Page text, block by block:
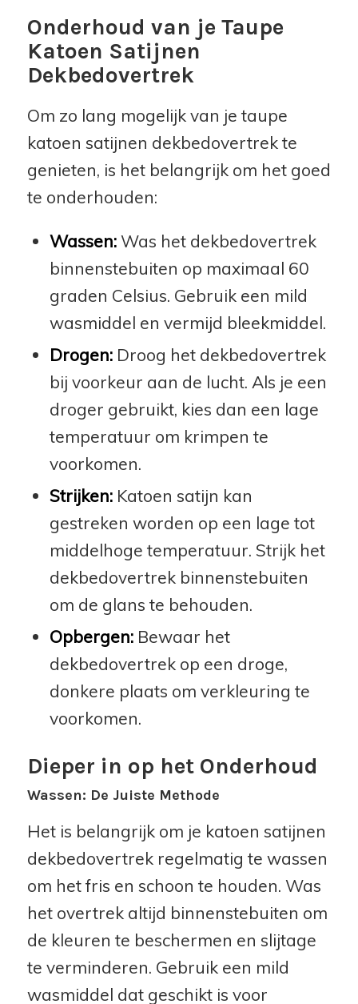
Onderhoud van je Taupe
Katoen Satijnen
Dekbedovertrek
Om zo lang mogelijk van je taupe
katoen satijnen dekbedovertrek te
genieten, is het belangrijk om het goed
te onderhouden:
Wassen:Was het dekbedovertrek
binnenstebuiten op maximaal 60
graden Celsius. Gebruik een mild
wasmiddel en vermijd bleekmiddel.
Drogen:Droog het dekbedovertrek
bij voorkeur aan de lucht. Als je een
droger gebruikt, kies dan een lage
temperatuur om krimpen te
voorkomen.
Strijken:Katoen satijn kan
gestreken worden op een lage tot
middelhoge temperatuur. Strijk het
dekbedovertrek binnenstebuiten
om de glans te behouden.
Opbergen:Bewaar het
dekbedovertrek op een droge,
donkere plaats om verkleuring te
voorkomen.
Dieper in op het Onderhoud
Wassen: De Juiste Methode
Het is belangrijk om je katoen satijnen
dekbedovertrek regelmatig te wassen
om het fris en schoon te houden. Was
het overtrek altijd binnenstebuiten om
de kleuren te beschermen en slijtage
te verminderen. Gebruik een mild
wasmiddel dat geschikt is voor